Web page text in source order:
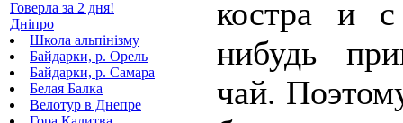
Говерла за 2 дня!
Дніпро
Школа альпінізму
Байдарки, р. Орель
Байдарки, р. Самара
Белая Балка
Велотур в Днепре
костра и с
нибудь
чай.